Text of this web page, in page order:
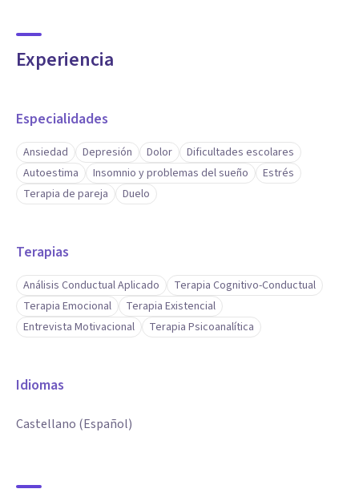
Experiencia
Especialidades
Ansiedad Depresión Dolor
Dificultades escolares
Autoestima
Insomnio y problemas del sueño
Estrés
Terapia de pareja
Duelo
Terapias
Análisis Conductual Aplicado
Terapia Cognitivo-Conductual
Terapia Emocional
Terapia Existencial
Entrevista Motivacional
Terapia Psicoanalítica
Idiomas
Castellano (Español)